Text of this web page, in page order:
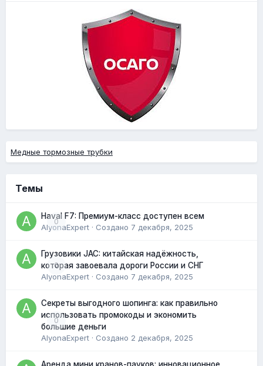
Медные тормозные трубки
Темы
0
Haval F7: Премиум-класс доступен всем
AlyonaExpert · Создано 7 декабря, 2025
0
Грузовики JAC: китайская надёжность,
которая завоевала дороги России и СНГ
AlyonaExpert · Создано 7 декабря, 2025
0
Секреты выгодного шопинга: как правильно
использовать промокоды и экономить
большие деньги
AlyonaExpert · Создано 2 декабря, 2025